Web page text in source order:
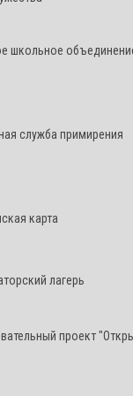
школьное
служба примирения
карта
лагерь
проект